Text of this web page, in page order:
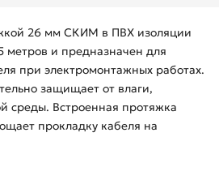
26 мм СКИМ в ПВХ изоляции
метров и предназначен для
при электромонтажных работах.
защищает от влаги,
среды. Встроенная протяжка
прокладку кабеля на